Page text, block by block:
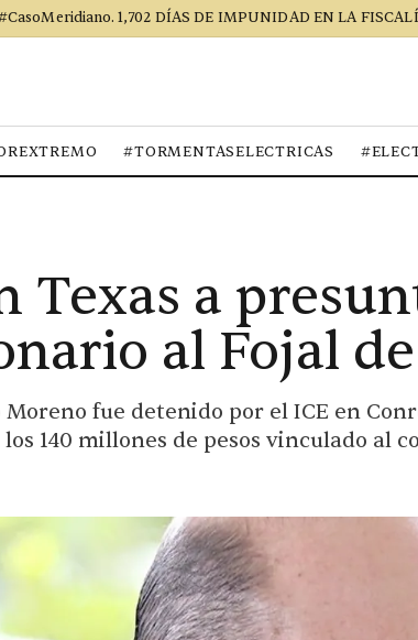
1,702 DÍAS DE IMPUNIDAD EN LA
#TORMENTASELECTRICAS
Texas a
al Fojal de
fue detenido por el ICE en
140 millones de pesos vinculado al